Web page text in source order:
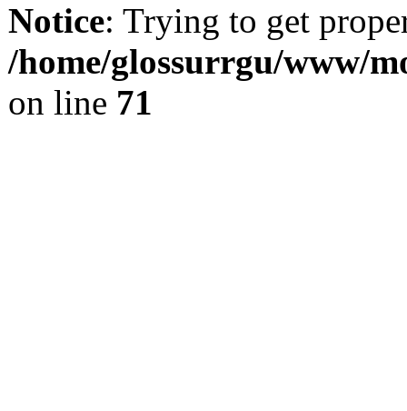
Notice: Trying to get
/home/glossurrgu/www/
on line 71